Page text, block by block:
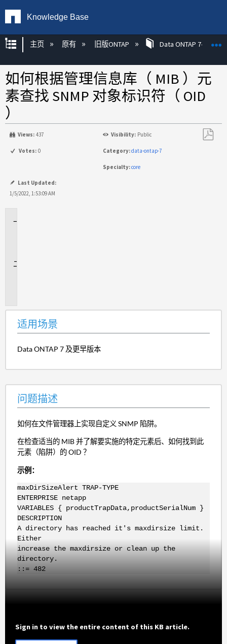
Knowledge Base
扩展/隐缩全局层次
主页 原有 旧版ONTAP Data ONTAP 7-模式
如何根据管理信息库（ MIB ）元
素查找 SNMP 对象标识符（ OID
）
Views: 437 Visibility: Public
Votes: 0 Category:data-ontap-7
Specialty:core
Last Updated:
1/5/2022, 1:53:09 AM
适用场景
Data ONTAP 7 及更早版本
问题描述
如何在文件管理器上实现自定义 SNMP 陷阱。
在检查适当的 MIB 并了解要实施的特定元素后、如何找到此
元素（陷阱）的 OID ？
示例：
maxDirSizeAlert TRAP-TYPE
ENTERPRISE netapp
VARIABLES { productTrapData,productSerialNum }
DESCRIPTION
A directory has reached it's maxdirsize limit.
Either
increase the maxdirsize or clean up the
directory.
::= 482
Sign in to view the entire content of this KB article.